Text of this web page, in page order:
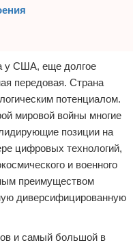
у США, еще долгое
передовая. Страна
потенциалом.
мировой войны многие
позиции на
цифровых технологий,
и военного
преимуществом
диверсифицированную
и самый большой в